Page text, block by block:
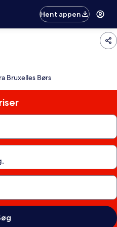
Hent appen
Bruxelles Børs